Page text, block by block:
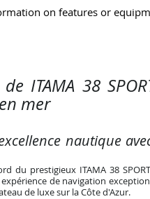
on features or
ITAMA 38
mer
nautique
du prestigieux ITAMA 38
de navigation
de luxe sur la Côte d'Azur.